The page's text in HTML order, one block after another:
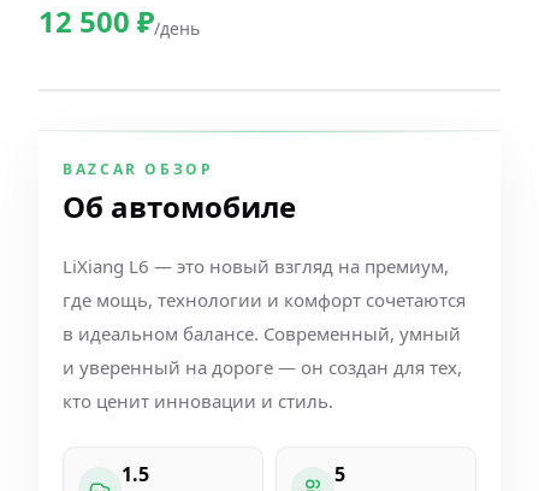
12 500 ₽/день
BAZCAR ОБЗОР
Об автомобиле
LiXiang L6 — это новый взгляд на премиум,
где мощь, технологии и комфорт сочетаются
в идеальном балансе. Современный, умный
и уверенный на дороге — он создан для тех,
кто ценит инновации и стиль.
1.5 5